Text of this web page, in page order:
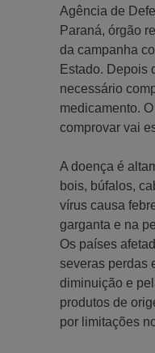
Agência de
Paraná, órgão
da campanha
Estado. Depois
necessário
medicamento.
comprovar vai
A doença é
bois, búfalos,
vírus causa
garganta e na
Os países
severas perdas
diminuição e
produtos de
por limitações